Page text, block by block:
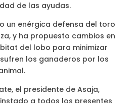
de las ayudas.
un enérgica defensa del toro
y ha propuesto cambios en
del lobo para minimizar
los ganaderos por los
el presidente de Asaja,